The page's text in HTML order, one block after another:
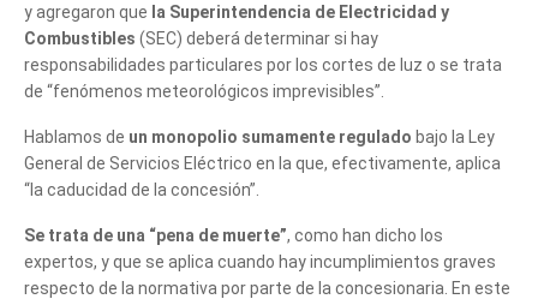
y agregaron que la Superintendencia de Electricidad y
Combustibles (SEC) deberá determinar si hay
responsabilidades particulares por los cortes de luz o se trata
de “fenómenos meteorológicos imprevisibles”.
Hablamos de un monopolio sumamente regulado bajo la Ley
General de Servicios Eléctrico en la que, efectivamente, aplica
“la caducidad de la concesión”.
Se trata de una “pena de muerte”, como han dicho los
expertos, y que se aplica cuando hay incumplimientos graves
respecto de la normativa por parte de la concesionaria. En este